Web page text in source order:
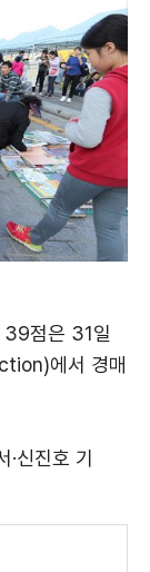
39점은 31일
에서 경매
·신진호 기